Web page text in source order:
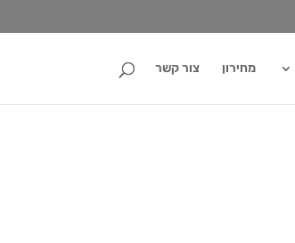
מחירון צור קשר